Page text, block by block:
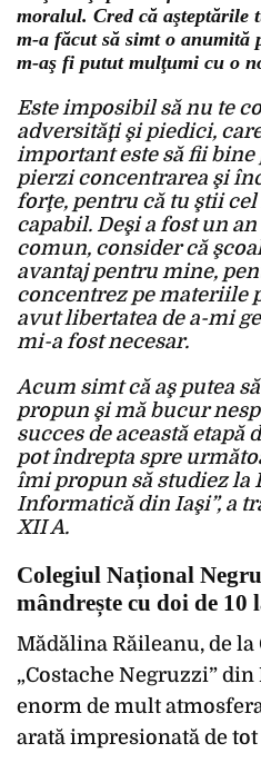
moralul. Cred că aşteptările
m-a făcut să simt o anumită
m-aş fi putut mulţumi cu o
Este imposibil să nu te
adversităţi şi piedici,
important este să fii
pierzi concentrarea şi
forţe, pentru că tu ştii cel
capabil. Deşi a fost un
comun, consider că
avantaj pentru mine,
concentrez pe materiile
avut libertatea de a-mi
mi-a fost necesar.
Acum simt că aş putea
propun şi mă bucur
succes de această etapă
pot îndrepta spre
îmi propun să studiez la
Informatică din Iaşi”, a
XII A.
Colegiul Național
mândrește cu doi de 10
Mădălina Răileanu, de
„Costache Negruzzi”
enorm de mult
arată impresionată de